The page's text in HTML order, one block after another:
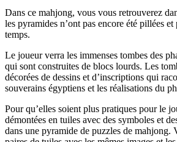
Dans ce mahjong, vous vous retrouverez
les pyramides n’ont pas encore été pillées et
temps.
Le joueur verra les immenses tombes des
qui sont construites de blocs lourds. Les
décorées de dessins et d’inscriptions qui
souverains égyptiens et les réalisations du
Pour qu’elles soient plus pratiques pour le
démontées en tuiles avec des symboles et
dans une pyramide de puzzles de mahjong.